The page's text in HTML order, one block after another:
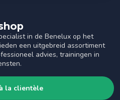
in de Benelux op het
een uitgebreid assortiment
advies, trainingen in
la clientèle